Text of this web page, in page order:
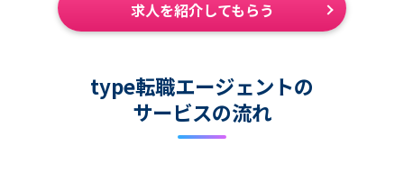
求人を紹介してもらう
type転職エージェントの
サービスの流れ